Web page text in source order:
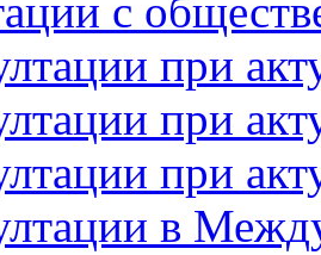
с
при
при
при
в